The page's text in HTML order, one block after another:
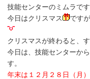
技能センターのミムラです
今日はクリスマス
です
クリスマスが終わると、
今日は、技能センターか
す。
年末は１２月２８日（月